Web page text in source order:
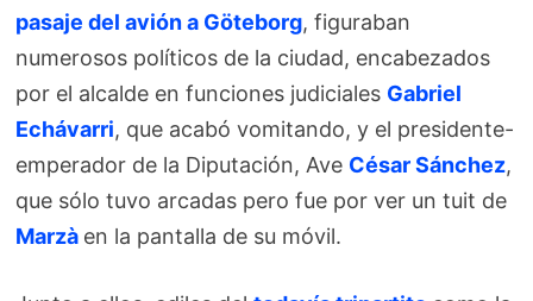
pasaje del avión a Göteborg, figuraban
numerosos políticos de la ciudad, encabezados
por el alcalde en funciones judiciales Gabriel
Echávarri, que acabó vomitando, y el presidente-
emperador de la Diputación, Ave César Sánchez,
que sólo tuvo arcadas pero fue por ver un tuit de
Marzà en la pantalla de su móvil.